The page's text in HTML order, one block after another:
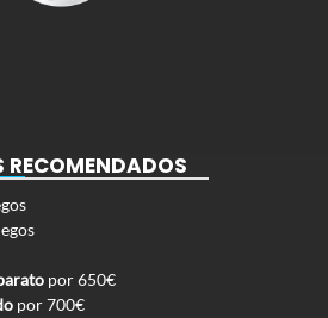
por 650€
por 700€